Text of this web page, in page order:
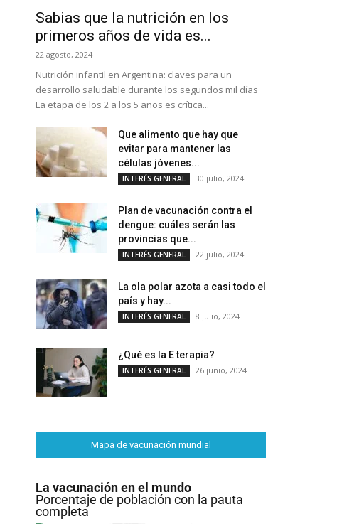
Sabias que la nutrición en los
primeros años de vida es...
22 agosto, 2024
Nutrición infantil en Argentina: claves para un
desarrollo saludable durante los segundos mil días
La etapa de los 2 a los 5 años es crítica...
Que alimento que hay que
evitar para mantener las
células jóvenes...
INTERÉS GENERAL 30 julio, 2024
Plan de vacunación contra el
dengue: cuáles serán las
provincias que...
INTERÉS GENERAL 22 julio, 2024
La ola polar azota a casi todo el
país y hay...
INTERÉS GENERAL 8 julio, 2024
¿Qué es la E terapia?
INTERÉS GENERAL 26 junio, 2024
Mapa de vacunación mundial